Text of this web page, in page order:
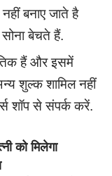
बनाए जाते है
बेचते हैं.
हैं और इसमें
शुल्क शामिल नहीं
शॉप से संपर्क करें.
को मिलेगा